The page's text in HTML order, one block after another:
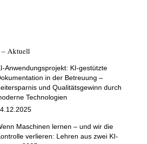
Aktuell
Anwendungsprojekt: KI-gestützte
in der Betreuung –
und Qualitätsgewinn durch
Technologien
Maschinen lernen – und wir die
verlieren: Lehren aus zwei KI-